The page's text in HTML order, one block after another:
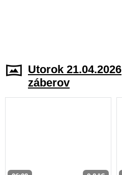
Utorok 21.04.2026
záberov